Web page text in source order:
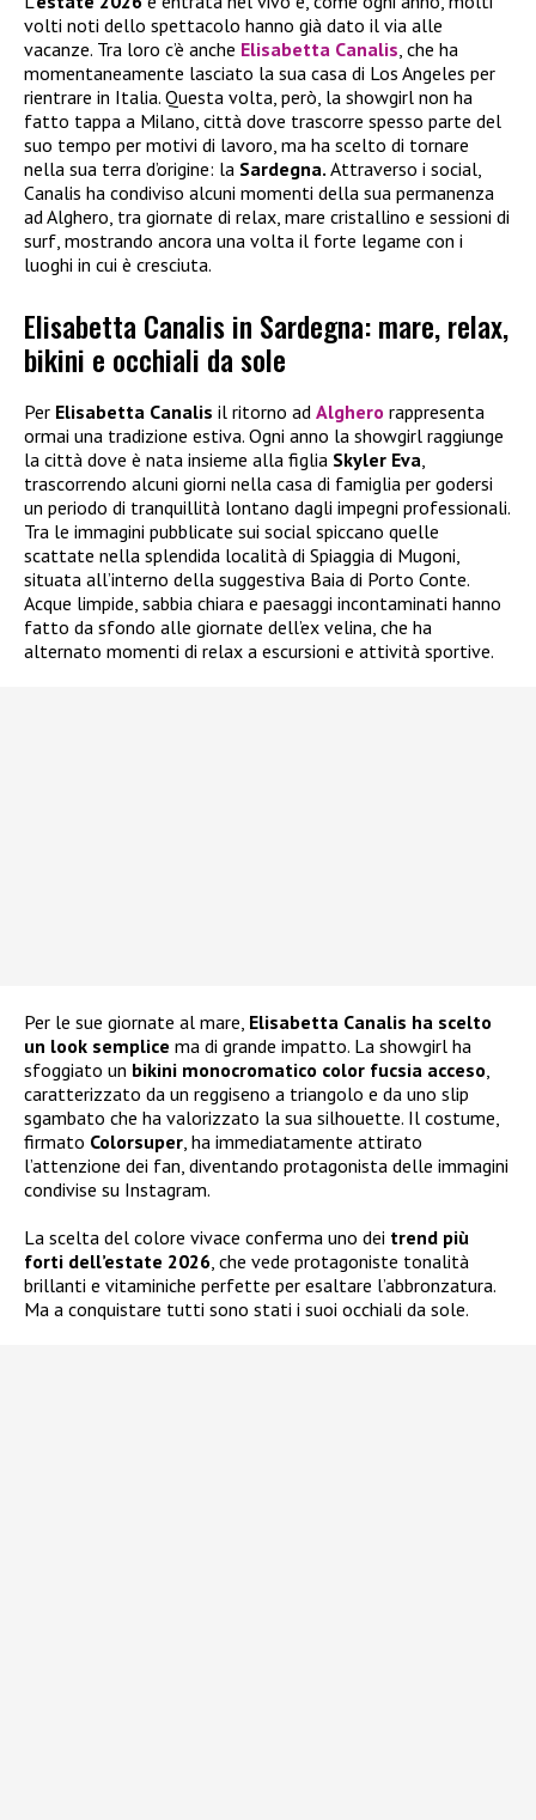
volti noti dello spettacolo hanno già dato il via alle
vacanze. Tra loro c’è anche Elisabetta Canalis, che ha
momentaneamente lasciato la sua casa di Los Angeles per
rientrare in Italia. Questa volta, però, la showgirl non ha
fatto tappa a Milano, città dove trascorre spesso parte del
suo tempo per motivi di lavoro, ma ha scelto di tornare
nella sua terra d’origine: la Sardegna. Attraverso i social,
Canalis ha condiviso alcuni momenti della sua permanenza
ad Alghero, tra giornate di relax, mare cristallino e sessioni di
surf, mostrando ancora una volta il forte legame con i
luoghi in cui è cresciuta.
Elisabetta Canalis in Sardegna: mare, relax,
bikini e occhiali da sole
Per Elisabetta Canalis il ritorno ad Alghero rappresenta
ormai una tradizione estiva. Ogni anno la showgirl raggiunge
la città dove è nata insieme alla figlia Skyler Eva
trascorrendo alcuni giorni nella casa di famiglia per godersi
un periodo di tranquillità lontano dagli impegni professionali.
Tra le immagini pubblicate sui social spiccano quelle
scattate nella splendida località di Spiaggia di Mugoni,
situata all’interno della suggestiva Baia di Porto Conte.
Acque limpide, sabbia chiara e paesaggi incontaminati hanno
fatto da sfondo alle giornate dell’ex velina, che ha
alternato momenti di relax a escursioni e attività sportive.
Per le sue giornate al mare, Elisabetta Canalis ha scelto
un look semplice ma di grande impatto. La showgirl ha
sfoggiato un bikini monocromatico color fucsia acceso
caratterizzato da un reggiseno a triangolo e da uno slip
sgambato che ha valorizzato la sua silhouette. Il costume,
firmato Colorsuper , ha immediatamente attirato
l’attenzione dei fan, diventando protagonista delle immagini
condivise su Instagram.
La scelta del colore vivace conferma uno dei trend più
forti dell’estate 2026 , che vede protagoniste tonalità
brillanti e vitaminiche perfette per esaltare l’abbronzatura.
Ma a conquistare tutti sono stati i suoi occhiali da sole.